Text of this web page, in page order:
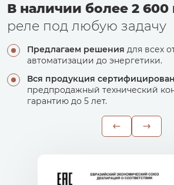
В наличии более 2
реле под любую задачу
Предлагаем решения для всех
автоматизации до энергетики.
Вся продукция
предпродажный технический
гарантию до 5 лет.